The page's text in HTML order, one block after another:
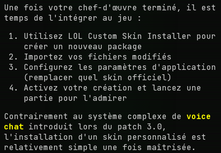
Une fois votre chef-d'œuvre terminé, il est
temps de l'intégrer au jeu :
Utilisez LOL Custom Skin Installer pour
créer un nouveau package
Importez vos fichiers modifiés
Configurez les paramètres d'application
(remplacer quel skin officiel)
Activez votre création et lancez une
partie pour l'admirer
Contrairement au système complexe de voice
chat introduit lors du patch 3.0,
l'installation d'un skin personnalisé est
relativement simple une fois maîtrisée.